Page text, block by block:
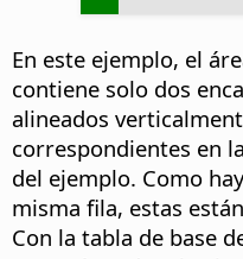
En este ejemplo, el
contiene solo dos
alineados
correspondientes en
del ejemplo. Como
misma fila, estas
Con la tabla de base